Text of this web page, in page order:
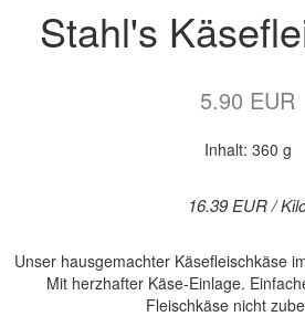
Stahl's
5.90 EUR
Inhalt: 360 g
16.39 EUR /
Unser hausgemachter Käsefleischkäse
Mit herzhafter Käse-Einlage.
Fleischkäse nicht